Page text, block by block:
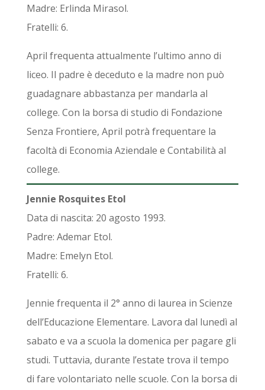
Madre: Erlinda Mirasol.
Fratelli: 6.
April frequenta attualmente l’ultimo anno di
liceo. Il padre è deceduto e la madre non può
guadagnare abbastanza per mandarla al
college. Con la borsa di studio di Fondazione
Senza Frontiere, April potrà frequentare la
facoltà di Economia Aziendale e Contabilità al
college.
Jennie Rosquites Etol
Data di nascita: 20 agosto 1993.
Padre: Ademar Etol.
Madre: Emelyn Etol.
Fratelli: 6.
Jennie frequenta il 2° anno di laurea in Scienze
dell’Educazione Elementare. Lavora dal lunedì al
sabato e va a scuola la domenica per pagare gli
studi. Tuttavia, durante l’estate trova il tempo
di fare volontariato nelle scuole. Con la borsa di